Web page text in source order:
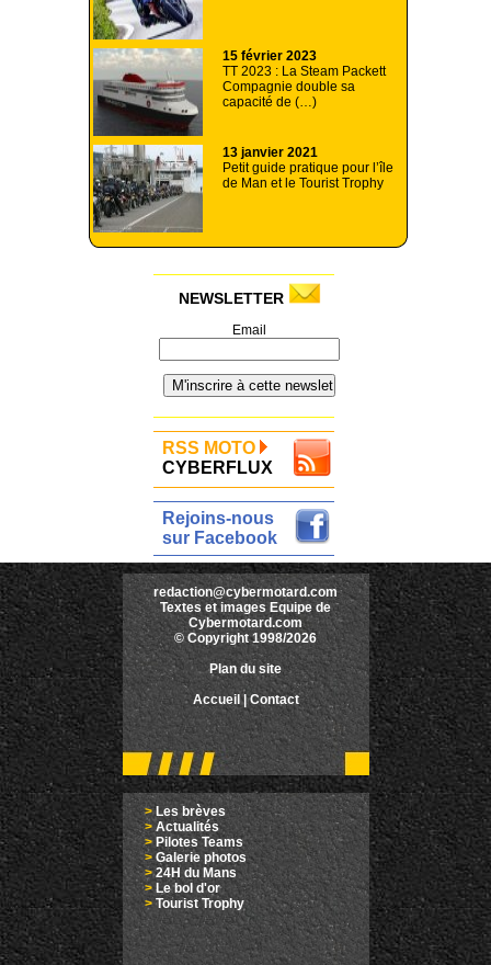
15 février 2023
TT 2023 : La Steam Packett
Compagnie double sa
capacité de (…)
13 janvier 2021
Petit guide pratique pour l’île
de Man et le Tourist Trophy
NEWSLETTER
Email
RSS MOTO
CYBERFLUX
Rejoins-nous
sur Facebook
redaction@cybermotard.com
Textes et images Equipe de
Cybermotard.com
© Copyright 1998/2026
Plan du site
Accueil |Contact
>Les brèves
> Actualités
> Pilotes Teams
>Galerie photos
>24H du Mans
>Le bol d'or
> Tourist Trophy